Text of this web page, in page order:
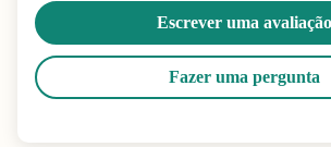
Escrever uma avaliação
Fazer uma pergunta